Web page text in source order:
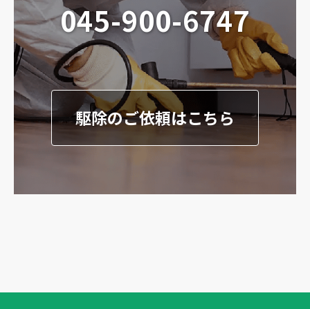
045-900-6747
駆除のご依頼はこちら